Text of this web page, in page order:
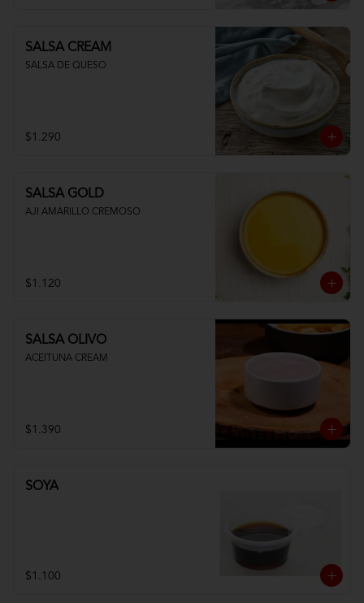
SALSA CREAM
SALSA DE QUESO
$1.290
SALSA GOLD
AJI AMARILLO CREMOSO
$1.120
SALSA OLIVO
ACEITUNA CREAM
$1.390
SOYA
$1.100